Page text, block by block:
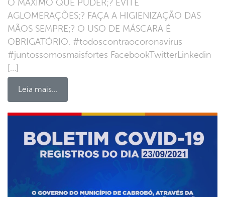
O MÁXIMO QUE PUDER;? EVITE
AGLOMERAÇÕES;? FAÇA A HIGIENIZAÇÃO DAS
MÃOS SEMPRE;? O USO DE MÁSCARA É
OBRIGATÓRIO. #todoscontraocoronavirus
#juntossomosmaisfortes FacebookTwitterLinkedin
[…]
Leia mais…